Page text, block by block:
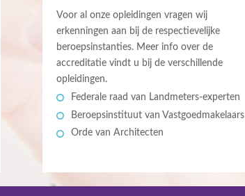
Voor al onze opleidingen vragen wij
erkenningen aan bij de respectievelijke
beroepsinstanties. Meer info over de
accreditatie vindt u bij de verschillende
opleidingen.
Federale raad van Landmeters-experten
Beroepsinstituut van Vastgoedmakelaars
Orde van Architecten